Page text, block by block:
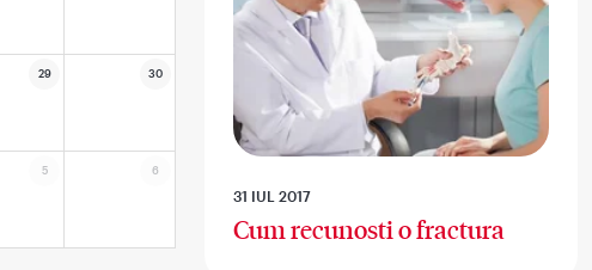
29 30
5 6
31 IUL 2017
Cum recunosti o fractura